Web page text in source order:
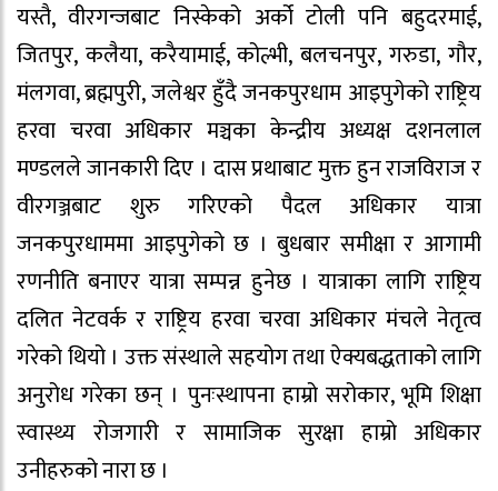
यस्तै, वीरगन्जबाट निस्केको अर्को टोली पनि बहुदरमाई,
जितपुर, कलैया, करैयामाई, कोल्भी, बलचनपुर, गरुडा, गौर,
मंलगवा, ब्रह्मपुरी, जलेश्वर हुँदै जनकपुरधाम आइपुगेको राष्ट्रिय
हरवा चरवा अधिकार मञ्चका केन्द्रीय अध्यक्ष दशनलाल
मण्डलले जानकारी दिए । दास प्रथाबाट मुक्त हुन राजविराज र
वीरगञ्जबाट शुरु गरिएको पैदल अधिकार यात्रा
जनकपुरधाममा आइपुगेको छ । बुधबार समीक्षा र आगामी
रणनीति बनाएर यात्रा सम्पन्न हुनेछ । यात्राका लागि राष्ट्रिय
दलित नेटवर्क र राष्ट्रिय हरवा चरवा अधिकार मंचले नेतृत्व
गरेको थियो । उक्त संस्थाले सहयोग तथा ऐक्यबद्धताको लागि
अनुरोध गरेका छन् । पुनःस्थापना हाम्रो सरोकार, भूमि शिक्षा
स्वास्थ्य रोजगारी र सामाजिक सुरक्षा हाम्रो अधिकार
उनीहरुको नारा छ ।